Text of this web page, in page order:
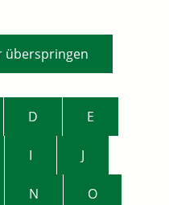
überspringen
D E
I J
N O